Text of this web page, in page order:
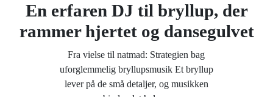
En erfaren DJ til bryllup, der
rammer hjertet og dansegulvet
Fra vielse til natmad: Strategien bag
uforglemmelig bryllupsmusik Et bryllup
lever på de små detaljer, og musikken